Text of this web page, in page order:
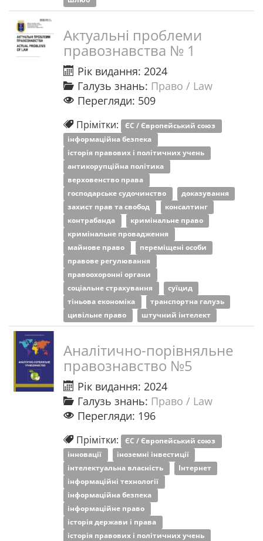
Актуальні проблеми
правознавства № 1
Рік видання: 2024
Галузь знань: Право / Law
Перегляди: 509
Прімітки: ЄС / Європейський союз
інформаційна безпека
історія правових і політичних учень
антикорупційна політика
верховенство права
господарське судочинство
доказування
захист прав та свобод
консалтинг
контрабанда
кримінальне право
кримінальне провадження
майнове право
переміщені особи
правове регулювання
правоохоронні органи
соціальне страхування
суїцид
тіньова економіка
транспортна галузь
цивільне право
штучний інтелект
Аналітично-порівняльне
правознавство №5
Рік видання: 2024
Галузь знань: Право / Law
Перегляди: 196
Прімітки: ЄС / Європейський союз
інновації
іноземні інвестиції
інтелектуальна власність
Інтернет
інформаційні технології
інформаційна безпека
інформаційне право
історія держави і права
історія правових і політичних учень